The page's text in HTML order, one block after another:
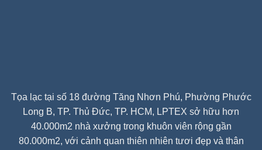
Tọa lạc tại số 18 đường Tăng Nhơn Phú, Phường Phước
Long B, TP. Thủ Đức, TP. HCM, LPTEX sở hữu hơn
40.000m2 nhà xưởng trong khuôn viên rộng gần
80.000m2, với cảnh quan thiên nhiên tươi đẹp và thân